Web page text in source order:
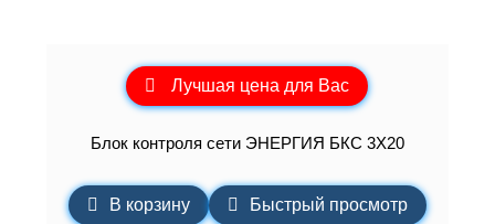
Лучшая цена для Вас
Блок контроля сети ЭНЕРГИЯ БКС 3Х20
В корзину Быстрый просмотр